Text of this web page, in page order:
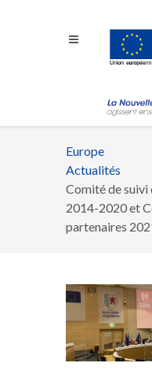
Fil
d'Ariane
Europe
Actualités
Comité de suivi
2014-2020 et
partenaires